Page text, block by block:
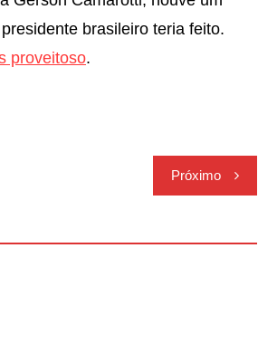
brasileiro teria feito.
proveitoso.
Próximo